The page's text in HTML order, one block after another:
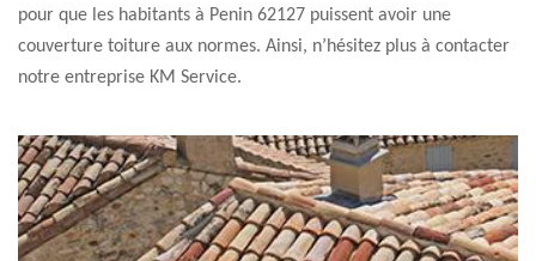
pour que les habitants à Penin 62127 puissent avoir une
couverture toiture aux normes. Ainsi, n’hésitez plus à contacter
notre entreprise KM Service.